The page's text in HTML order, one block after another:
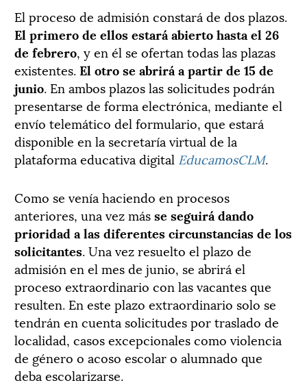
El proceso de admisión constará de dos plazos.
El primero de ellos estará abierto hasta el 26
de febrero, y en él se ofertan todas las plazas
existentes.El otro se abrirá a partir de 15 de
junio. En ambos plazos las solicitudes podrán
presentarse de forma electrónica, mediante el
envío telemático del formulario, que estará
disponible en la secretaría virtual de la
plataforma educativa digital EducamosCLM.
Como se venía haciendo en procesos
anteriores, una vez másse seguirá dando
prioridad a las diferentes circunstancias de los
solicitantes.Una vez resuelto el plazo de
admisión en el mes de junio, se abrirá el
proceso extraordinario con las vacantes que
resulten. En este plazo extraordinario solo se
tendrán en cuenta solicitudes por traslado de
localidad, casos excepcionales como violencia
de género o acoso escolar o alumnado que
deba escolarizarse.